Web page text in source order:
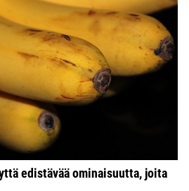
edistävää ominaisuutta, joita